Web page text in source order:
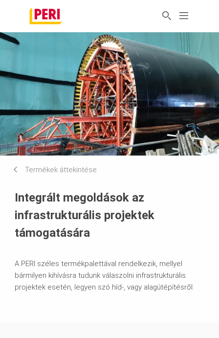
Termékek áttekintése
Integrált megoldások az
infrastrukturális projektek
támogatására
A PERI széles termékpalettával rendelkezik, mellyel
bármilyen kihívásra tudunk válaszolni infrastrukturális
projektek esetén, legyen szó híd-, vagy alagútépítésről.